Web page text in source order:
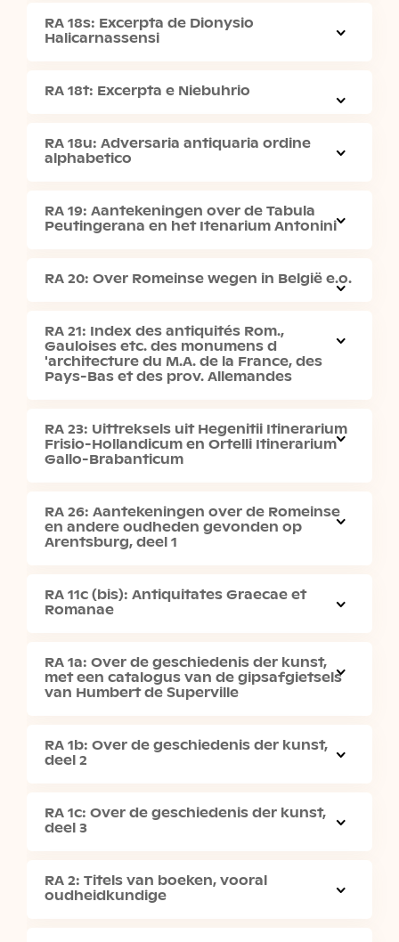
RA 18s: Excerpta de Dionysio
Halicarnassensi
RA 18t: Excerpta e Niebuhrio
RA 18u: Adversaria antiquaria ordine
alphabetico
RA 19: Aantekeningen over de Tabula
Peutingerana en het Itenarium Antonini
RA 20: Over Romeinse wegen in België e.o.
RA 21: Index des antiquités Rom.,
Gauloises etc. des monumens d
'architecture du M.A. de la France, des
Pays-Bas et des prov. Allemandes
RA 23: Uittreksels uit Hegenitii Itinerarium
Frisio-Hollandicum en Ortelli Itinerarium
Gallo-Brabanticum
RA 26: Aantekeningen over de Romeinse
en andere oudheden gevonden op
Arentsburg, deel 1
RA 11c (bis): Antiquitates Graecae et
Romanae
RA 1a: Over de geschiedenis der kunst,
met een catalogus van de gipsafgietsels
van Humbert de Superville
RA 1b: Over de geschiedenis der kunst,
deel 2
RA 1c: Over de geschiedenis der kunst,
deel 3
RA 2: Titels van boeken, vooral
oudheidkundige